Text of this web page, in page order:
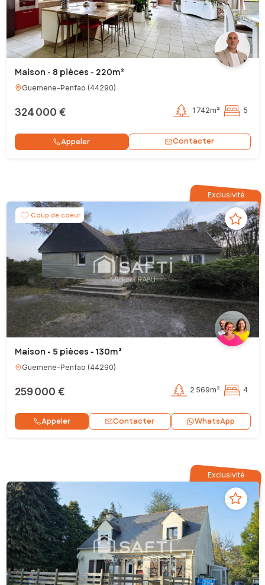
Maison - 8 pièces - 220m²
Guemene-Penfao (44290)
324 000 € 1 742m² 5
Appeler Contacter
Exclusivité
Coup de coeur
Maison - 5 pièces - 130m²
Guemene-Penfao (44290)
259 000 € 2 569m² 4
Appeler Contacter WhatsApp
Exclusivité